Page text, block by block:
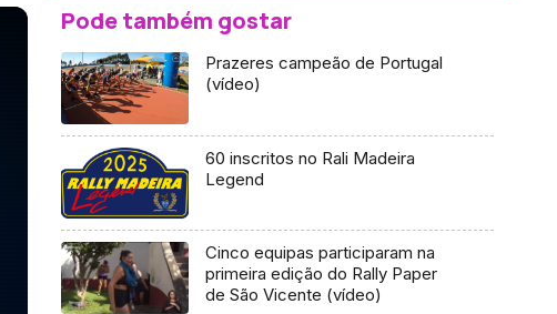
Pode também gostar
Prazeres campeão de Portugal
(vídeo)
60 inscritos no Rali Madeira
Legend
Cinco equipas participaram na
primeira edição do Rally Paper
de São Vicente (vídeo)